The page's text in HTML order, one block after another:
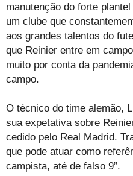
manutenção do forte
um clube que
aos grandes talentos do
que Reinier entre em
muito por conta da
campo.
O técnico do time alemão,
sua expetativa sobre
cedido pelo Real Madrid.
que pode atuar como
campista, até de falso 9”.